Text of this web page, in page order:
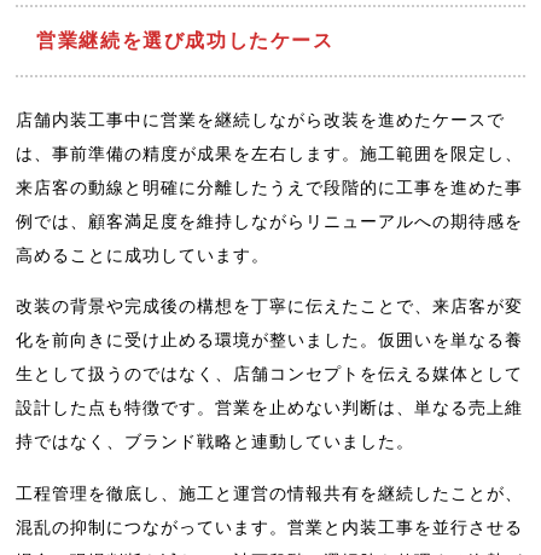
営業継続を選び成功したケース
店舗内装工事中に営業を継続しながら改装を進めたケースで
は、事前準備の精度が成果を左右します。施工範囲を限定し、
来店客の動線と明確に分離したうえで段階的に工事を進めた事
例では、顧客満足度を維持しながらリニューアルへの期待感を
高めることに成功しています。
改装の背景や完成後の構想を丁寧に伝えたことで、来店客が変
化を前向きに受け止める環境が整いました。仮囲いを単なる養
生として扱うのではなく、店舗コンセプトを伝える媒体として
設計した点も特徴です。営業を止めない判断は、単なる売上維
持ではなく、ブランド戦略と連動していました。
工程管理を徹底し、施工と運営の情報共有を継続したことが、
混乱の抑制につながっています。営業と内装工事を並行させる